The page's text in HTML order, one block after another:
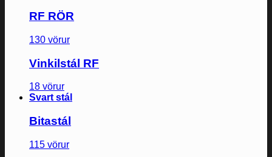
RF RÖR
130 vörur
Vinkilstál RF
18 vörur
Svart stál
Bitastál
115 vörur